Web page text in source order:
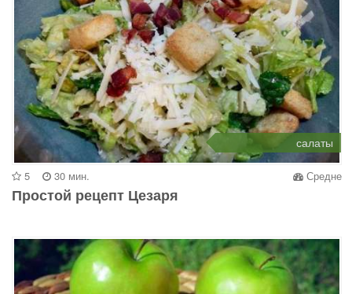
салаты
5 30 мин. Средне
Простой рецепт Цезаря